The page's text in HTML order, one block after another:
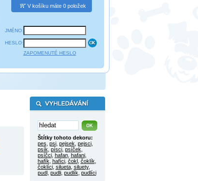
V košíku máte 0 položek
JMÉNO:
HESLO:
ZAPOMENUTÉ HESLO
Štítky tohoto dekoru:
pes psi, pejsek pejsci,
psík písci, psíček
psíčci, hafan, hafani,
hafík hafíci, čokl, čoklík
čoklíci, silueta, siluety,
pudl, pudli, pudlík pudlíci